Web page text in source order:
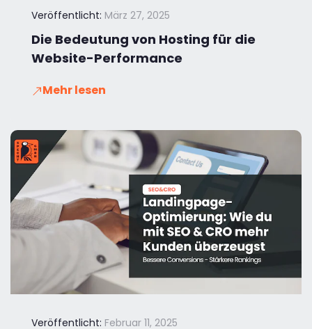
Veröffentlicht: März 27, 2025
Die Bedeutung von Hosting für die
Website-Performance
Mehr lesen
Veröffentlicht: Februar 11, 2025